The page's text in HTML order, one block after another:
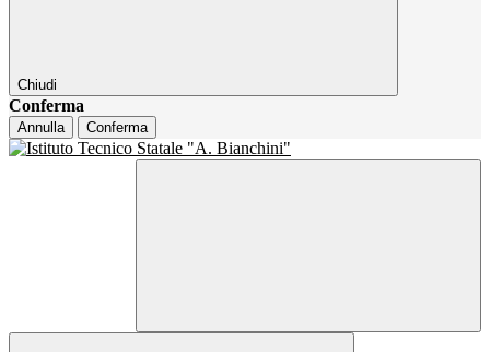
Chiudi
Conferma
Annulla Conferma